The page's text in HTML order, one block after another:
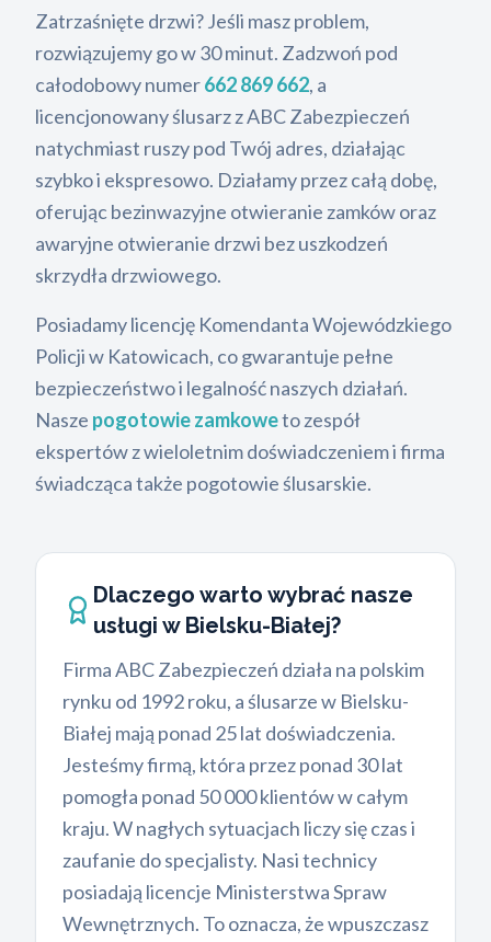
Zatrzaśnięte drzwi? Jeśli masz problem,
rozwiązujemy go w 30 minut. Zadzwoń pod
całodobowy numer662 869 662, a
licencjonowany ślusarz z ABC Zabezpieczeń
natychmiast ruszy pod Twój adres, działając
szybko i ekspresowo. Działamy przez całą dobę,
oferując bezinwazyjne otwieranie zamków oraz
awaryjne otwieranie drzwi bez uszkodzeń
skrzydła drzwiowego.
Posiadamy licencję Komendanta Wojewódzkiego
Policji w Katowicach, co gwarantuje pełne
bezpieczeństwo i legalność naszych działań.
Nasze pogotowie zamkoweto zespół
ekspertów z wieloletnim doświadczeniem i firma
świadcząca także pogotowie ślusarskie.
Dlaczego warto wybrać nasze
usługi w Bielsku-Białej?
Firma ABC Zabezpieczeń działa na polskim
rynku od 1992 roku, a ślusarze w Bielsku-
Białej mają ponad 25 lat doświadczenia.
Jesteśmy firmą, która przez ponad 30 lat
pomogła ponad 50 000 klientów w całym
kraju. W nagłych sytuacjach liczy się czas i
zaufanie do specjalisty. Nasi technicy
posiadają licencje Ministerstwa Spraw
Wewnętrznych. To oznacza, że wpuszczasz